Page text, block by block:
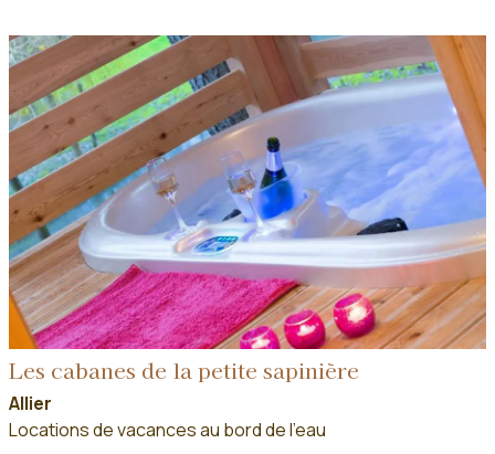
Les cabanes de la petite sapinière
Allier
Locations de vacances au bord de l'eau